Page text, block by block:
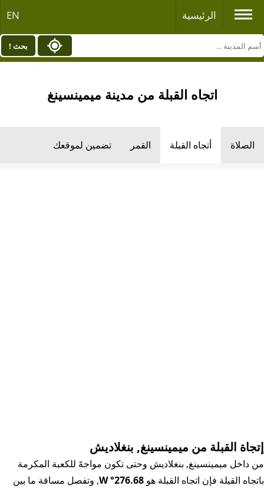
الرئيسية EN
بحث !
اتجاه القبلة من مدينة ميمينسينغ
الصلاة أتجاه القبلة القمر تضمين لموقعك
إتجاة القبلة من ميمينسينغ, بنغلاديش
من داخل ميمينسينغ, بنغلاديش وحتى تكون مواجهً للكعبة المكرمة
باتجاه القبلة فإن اتجاه القبلة هو 276.68° W
, وتفصل مسافة ما بين